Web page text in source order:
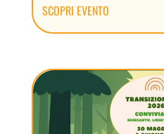
SCOPRI EVENTO